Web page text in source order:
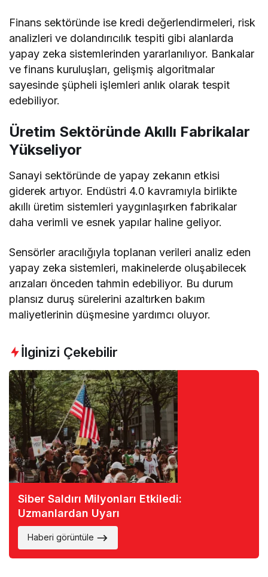
Finans sektöründe ise kredi değerlendirmeleri, risk
analizleri ve dolandırıcılık tespiti gibi alanlarda
yapay zeka sistemlerinden yararlanılıyor. Bankalar
ve finans kuruluşları, gelişmiş algoritmalar
sayesinde şüpheli işlemleri anlık olarak tespit
edebiliyor.
Üretim Sektöründe Akıllı Fabrikalar
Yükseliyor
Sanayi sektöründe de yapay zekanın etkisi
giderek artıyor. Endüstri 4.0 kavramıyla birlikte
akıllı üretim sistemleri yaygınlaşırken fabrikalar
daha verimli ve esnek yapılar haline geliyor.
Sensörler aracılığıyla toplanan verileri analiz eden
yapay zeka sistemleri, makinelerde oluşabilecek
arızaları önceden tahmin edebiliyor. Bu durum
plansız duruş sürelerini azaltırken bakım
maliyetlerinin düşmesine yardımcı oluyor.
İlginizi Çekebilir
Siber Saldırı Milyonları Etkiledi:
Uzmanlardan Uyarı
Haberi görüntüle